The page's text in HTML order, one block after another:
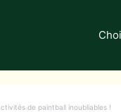
de paintball inoubliables !